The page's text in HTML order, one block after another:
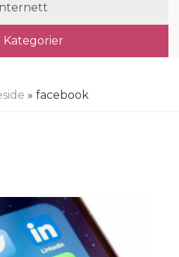
Kategorier
» facebook